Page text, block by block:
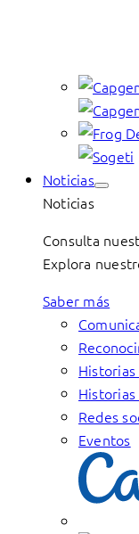
Noticias
Noticias
Consulta
Explora
Saber más
Redes
Eventos